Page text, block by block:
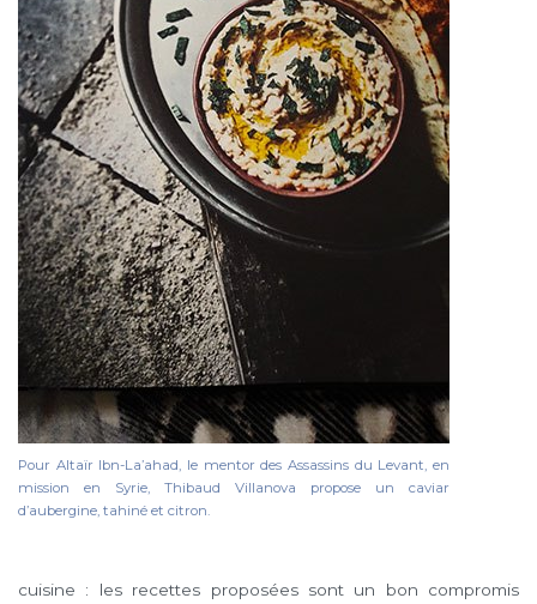
Pour Altaïr Ibn-La’ahad, le mentor des Assassins du Levant, en
mission en Syrie, Thibaud Villanova propose un caviar
d’aubergine, tahiné et citron.
cuisine : les recettes proposées sont un bon compromis